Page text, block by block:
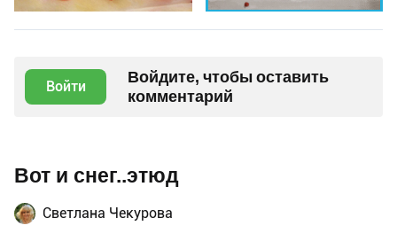
Войти
Войдите, чтобы оставить
комментарий
Вот и снег..этюд
Светлана Чекурова